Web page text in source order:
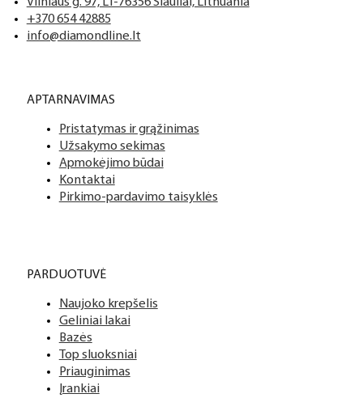
+370 654 42885
info@diamondline.lt
APTARNAVIMAS
Pristatymas ir grąžinimas
Užsakymo sekimas
Apmokėjimo būdai
Kontaktai
Pirkimo-pardavimo taisyklės
PARDUOTUVĖ
Naujoko krepšelis
Geliniai lakai
Bazės
Top sluoksniai
Priauginimas
Įrankiai